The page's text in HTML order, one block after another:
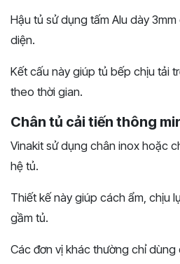
Hậu tủ sử dụng tấm Alu dày
diện.
Kết cấu này giúp tủ bếp chịu tải
theo thời gian.
Chân tủ cải tiến thông
Vinakit sử dụng chân inox hoặc
hệ tủ.
Thiết kế này giúp cách ẩm, chịu
gầm tủ.
Các đơn vị khác thường chỉ dùng